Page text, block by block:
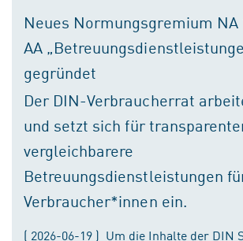
Neues Normungsgremium NA
AA
gegründet
Der DIN-Verbraucherrat
und setzt sich für
vergleichbarere
Betreuungsdienstleistungen
Verbraucher*innen ein.
( 2026-06-19 ) Um die Inhalte der DIN